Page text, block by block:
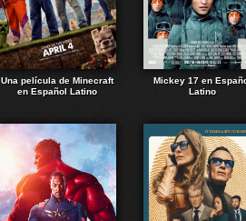
Una película de Minecraft
en Español Latino
Mickey 17 en
Latino